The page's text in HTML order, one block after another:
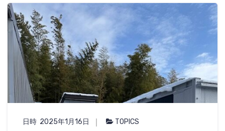
日時 2025年1月16日 TOPICS